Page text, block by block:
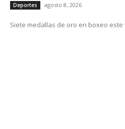
Deportes agosto 8, 2026
Siete medallas de oro en boxeo